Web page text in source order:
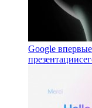
Google
презентации